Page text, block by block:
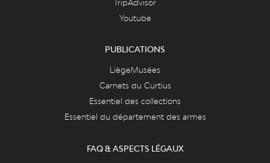
TripAdvisor
Youtube
PUBLICATIONS
LiègeMusées
Carnets du Curtius
Essentiel des collections
Essentiel du département des armes
FAQ & ASPECTS LÉGAUX